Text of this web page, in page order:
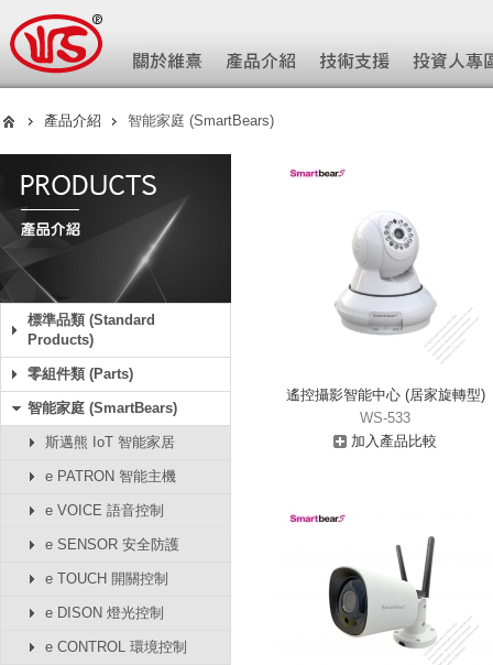
產品介紹 智能家庭 (SmartBears)
標準品類 (Standard
Products)
零組件類 (Parts)
智能家庭 (SmartBears)
斯邁熊 IoT 智能家居
e PATRON 智能主機
e VOICE 語音控制
e SENSOR 安全防護
e TOUCH 開關控制
e DISON 燈光控制
e CONTROL 環境控制
遙控攝影智能中心 (居家旋轉型)
WS-533
加入產品比較